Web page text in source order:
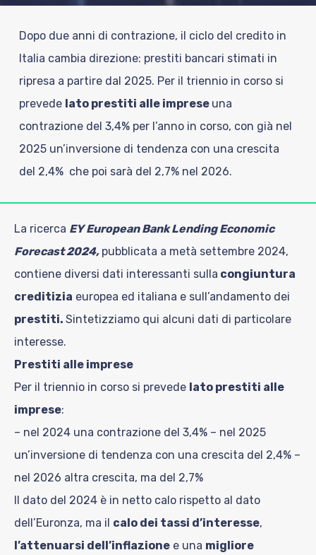
Dopo due anni di contrazione, il ciclo del credito in
Italia cambia direzione: prestiti bancari stimati in
ripresa a partire dal 2025. Per il triennio in corso si
prevede lato prestiti alle imprese una
contrazione del 3,4% per l’anno in corso, con già nel
2025 un’inversione di tendenza con una crescita
del 2,4% che poi sarà del 2,7% nel 2026.
La ricerca EY European Bank Lending Economic
Forecast 2024,pubblicata a metà settembre 2024,
contiene diversi dati interessanti sulla congiuntura
creditizia europea ed italiana e sull’andamento dei
prestiti. Sintetizziamo qui alcuni dati di particolare
interesse.
Prestiti alle imprese
Per il triennio in corso si prevede lato prestiti alle
imprese:
– nel 2024 una contrazione del 3,4% – nel 2025
un’inversione di tendenza con una crescita del 2,4% –
nel 2026 altra crescita, ma del 2,7%
Il dato del 2024 è in netto calo rispetto al dato
dell’Euronza, ma il calo dei tassi d’interesse,
l’attenuarsi dell’inflazione e una migliore